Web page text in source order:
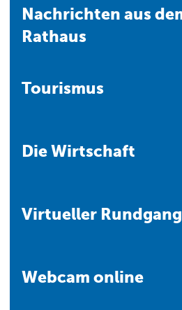
Nachrichten aus dem
Rathaus
Tourismus
Die Wirtschaft
Virtueller Rundgang
Webcam online